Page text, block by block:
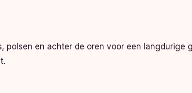
polsen en achter de oren voor een